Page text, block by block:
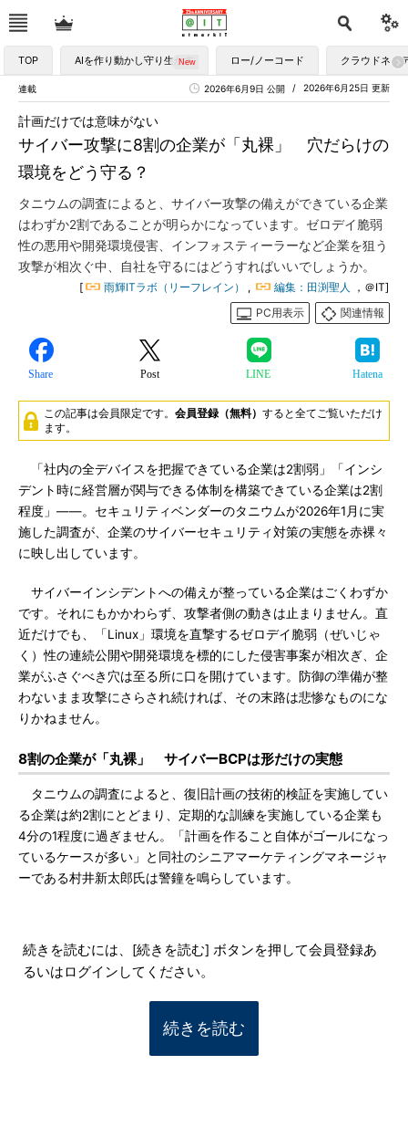
TOP AIを作り動かし守り生かす ロー/ノーコード クラウドネイ
連載 2026年6月25日 更新
2026年6月9日 公開
サイバー攻撃に8割の企業が「丸裸」 穴だらけの
環境をどう守る？
計画だけでは意味がない
タニウムの調査によると、サイバー攻撃の備えができている企業
はわずか2割であることが明らかになっています。ゼロデイ脆弱
性の悪用や開発環境侵害、インフォスティーラーなど企業を狙う
攻撃が相次ぐ中、自社を守るにはどうすればいいでしょうか。
[ 雨輝ITラボ（リーフレイン） , 編集：田渕聖人
，＠IT]
PC用表示
関連情報
Share Post LINE Hatena
この記事は会員限定です。 会員登録（無料） すると全てご覧いただけ
ます。
「社内の全デバイスを把握できている企業は2割弱」「インシ
デント時に経営層が関与できる体制を構築できている企業は2割
程度」――。セキュリティベンダーのタニウムが2026年1月に実
施した調査が、企業のサイバーセキュリティ対策の実態を赤裸々
に映し出しています。
サイバーインシデントへの備えが整っている企業はごくわずか
です。それにもかかわらず、攻撃者側の動きは止まりません。直
近だけでも、「Linux」環境を直撃するゼロデイ脆弱（ぜいじゃ
く）性の連続公開や開発環境を標的にした侵害事案が相次ぎ、企
業がふさぐべき穴は至る所に口を開けています。防御の準備が整
わないまま攻撃にさらされ続ければ、その末路は悲惨なものにな
りかねません。
8割の企業が「丸裸」 サイバーBCPは形だけの実態
タニウムの調査によると、復旧計画の技術的検証を実施してい
る企業は約2割にとどまり、定期的な訓練を実施している企業も
4分の1程度に過ぎません。「計画を作ること自体がゴールになっ
ているケースが多い」と同社のシニアマーケティングマネージャ
ーである村井新太郎氏は警鐘を鳴らしています。
続きを読むには、[続きを読む] ボタンを押して会員登録あ
るいはログインしてください。
続きを読む